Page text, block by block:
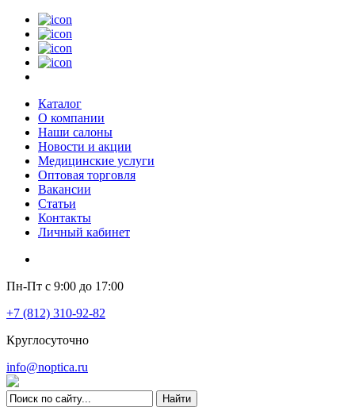
Каталог
О компании
Наши салоны
Новости и акции
Медицинские услуги
Оптовая торговля
Вакансии
Статьи
Контакты
Личный кабинет
Пн-Пт с 9:00 до 17:00
+7 (812) 310-92-82
Круглосуточно
info@noptica.ru